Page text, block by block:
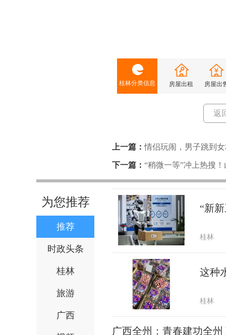
桂林分类信息 房屋出租 房屋出
返
上一篇：情侣玩闹，男子跳到
20万元，案情曝光
下一篇： “稍微一等”冲上热搜
为您推荐
推荐
时政头条
桂林
旅游
广西
“新
桂林
这种
桂林
广西全州：青春建功全